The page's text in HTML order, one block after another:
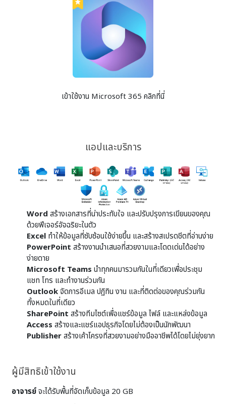
เข้าใช้งาน Microsoft 365 คลิกที่นี่
แอปและบริการ
Word สร้างเอกสารที่น่าประทับใจ และปรับปรุงการเขียนของคุณ
ด้วยฟีเจอร์อัจฉริยะในตัว
Excelทำให้ข้อมูลที่ซับซ้อนใช้ง่ายขึ้น และสร้างสเปรดชีตที่อ่านง่าย
PowerPoint สร้างงานนำเสนอที่สวยงามและโดดเด่นได้อย่าง
ง่ายดาย
Microsoft Teams นำทุกคนมารวมกันในที่เดียวเพื่อประชุม
แชท โทร และทำงานร่วมกัน
Outlookจัดการอีเมล ปฏิทิน งาน และที่ติดต่อของคุณร่วมกัน
ทั้งหมดในที่เดียว
SharePoint สร้างทีมไซต์เพื่อแชร์ข้อมูล ไฟล์ และแหล่งข้อมูล
Access สร้างและแชร์แอปธุรกิจโดยไม่ต้องเป็นนักพัฒนา
Publisherสร้างเค้าโครงที่สวยงามอย่างมืออาชีพได้โดยไม่ยุ่งยาก
ผู้มีสิทธิเข้าใช้งาน
อาจารย์จะได้รับพื้นที่จัดเก็บข้อมูล 20 GB